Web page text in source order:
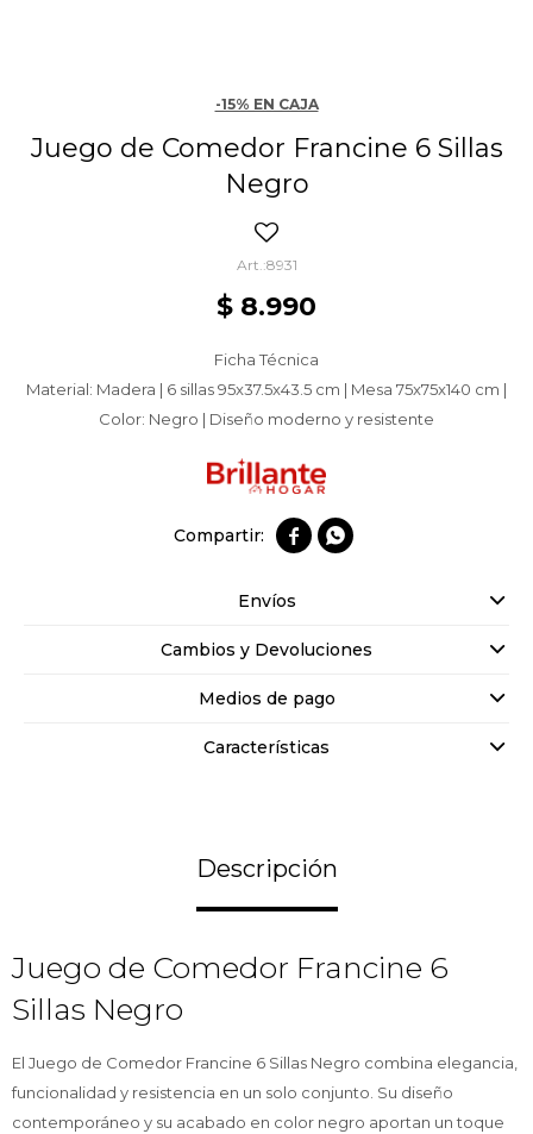
-15% EN CAJA
Juego de Comedor Francine 6 Sillas
Negro
8931
$ 8.990
Ficha Técnica
Material: Madera | 6 sillas 95x37.5x43.5 cm | Mesa 75x75x140 cm |
Color: Negro | Diseño moderno y resistente
 
Envíos
Cambios y Devoluciones
Medios de pago
Características
Descripción
Juego de Comedor Francine 6
Sillas Negro
El Juego de Comedor Francine 6 Sillas Negro combina elegancia,
funcionalidad y resistencia en un solo conjunto. Su diseño
contemporáneo y su acabado en color negro aportan un toque